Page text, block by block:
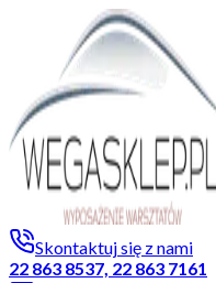
Skontaktuj się z nami
22 863 8537, 22 863 7161